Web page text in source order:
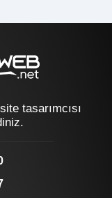
tasarımcısı